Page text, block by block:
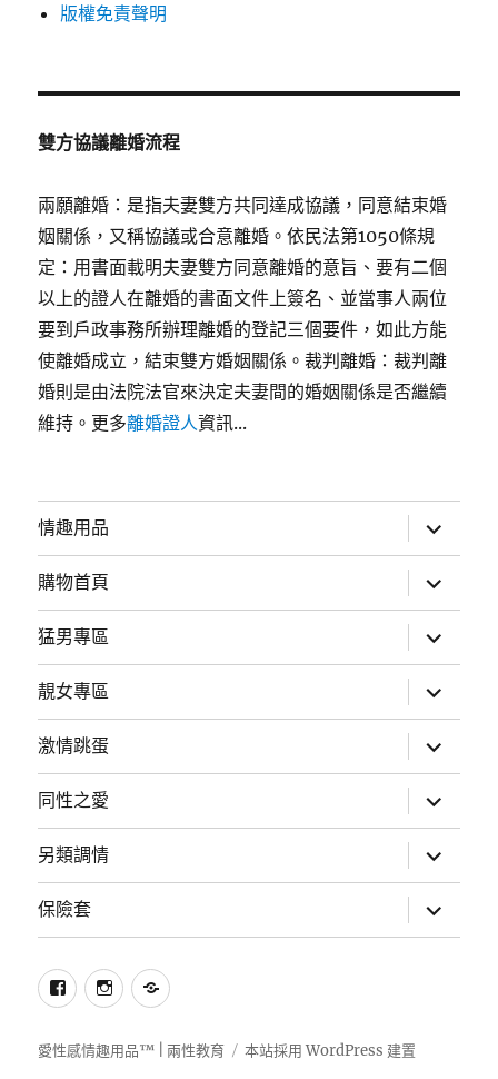
版權免責聲明
雙方協議離婚流程
兩願離婚：是指夫妻雙方共同達成協議，同意結束婚
姻關係，又稱協議或合意離婚。依民法第1050條規
定：用書面載明夫妻雙方同意離婚的意旨、要有二個
以上的證人在離婚的書面文件上簽名、並當事人兩位
要到戶政事務所辦理離婚的登記三個要件，如此方能
使離婚成立，結束雙方婚姻關係。裁判離婚：裁判離
婚則是由法院法官來決定夫妻間的婚姻關係是否繼續
維持。更多離婚證人資訊...
情趣用品
展
開
子
選
單
購物首頁
展
開
子
選
單
猛男專區
展
開
子
選
單
靚女專區
展
開
子
選
單
激情跳蛋
展
開
子
選
單
同性之愛
展
開
子
選
單
另類調情
展
開
子
選
單
保險套
展
開
子
FacebookInstagram
愛
感
愛性感情趣用品™ | 兩性教育 本站採用 WordPress 建置